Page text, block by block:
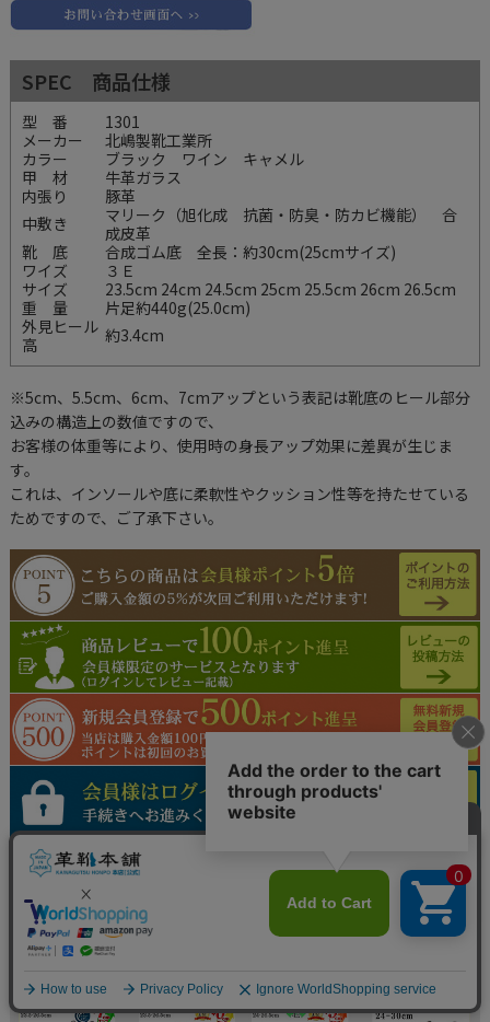
SPEC 商品仕様
型 番
1301
メーカー
北嶋製靴工業所
カラー
ブラック ワイン キャメル
甲 材
牛革ガラス
内張り
豚革
中敷き
マリーク（旭化成 抗菌・防臭・防カビ機能） 合
成皮革
靴 底
合成ゴム底 全長：約30cm(25cmサイズ)
ワイズ
３Ｅ
サイズ
23.5cm 24cm 24.5cm 25cm 25.5cm 26cm 26.5cm
重 量
片足約440g(25.0cm)
外見ヒール
高
約3.4cm
※5cm、5.5cm、6cm、7cmアップという表記は靴底のヒール部分
込みの構造上の数値ですので、
お客様の体重等により、使用時の身長アップ効果に差異が生じま
す。
これは、インソールや底に柔軟性やクッション性等を持たせている
ためですので、ご了承下さい。